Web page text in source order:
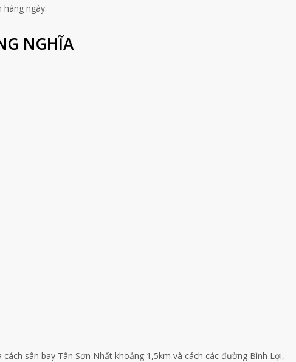
hàng ngày.
NGHĨA
sân bay Tân Sơn Nhất khoảng 1,5km và cách các đường Bình Lợi,